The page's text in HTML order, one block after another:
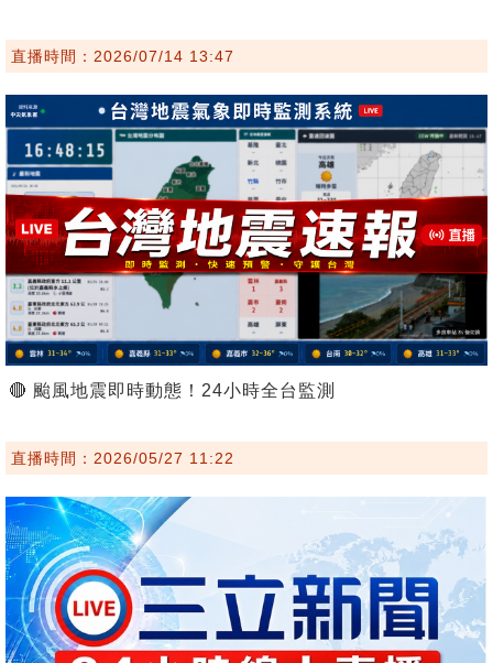
直播時間：2026/07/14 13:47
🔴 颱風地震即時動態！24小時全台監測
直播時間：2026/05/27 11:22